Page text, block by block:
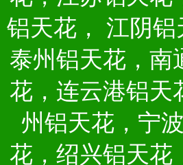
铝天花，
江阴铝
泰州铝天花，南
花，连云港铝天
州铝天花，宁
花，绍兴铝天花